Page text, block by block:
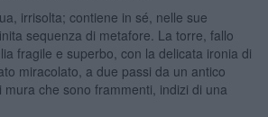
irrisolta; contiene in sé, nelle sue
sequenza di metafore. La torre, fallo
fragile e superbo, con la delicata ironia di
miracolato, a due passi da un antico
che sono frammenti, indizi di una